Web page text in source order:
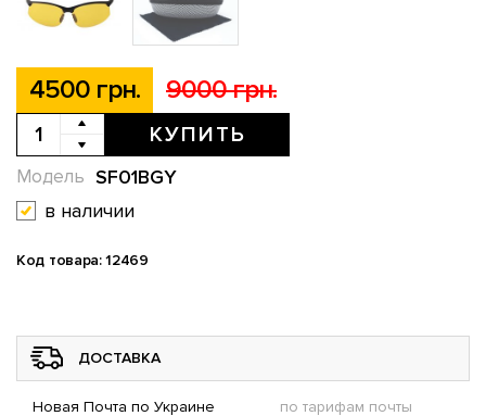
4500 грн. 9000 грн.
КУПИТЬ
SF01BGY
Модель
в наличии
Код товара: 12469
ДОСТАВКА
Новая Почта по Украине по тарифам почты